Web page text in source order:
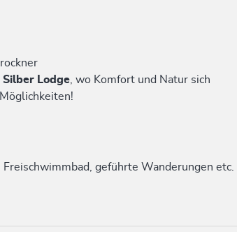
Silber Lodge , wo Komfort und Natur sich
geführte Wanderungen etc.